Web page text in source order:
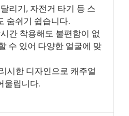
리기, 자전거 타기 등 스
숨쉬기 쉽습니다.
간 착용해도 불편함이 없
수 있어 다양한 얼굴에 맞
시한 디자인으로 캐주얼
울립니다.